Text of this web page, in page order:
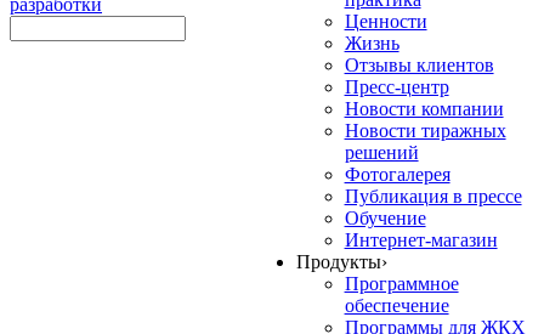
Ценности
Жизнь
Отзывы клиентов
Пресс-центр
Новости компании
Новости тиражных
решений
Фотогалерея
Публикация в прессе
Обучение
Интернет-магазин
Продукты›
Программное
обеспечение
Программы для ЖКХ